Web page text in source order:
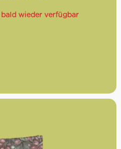
wieder verfügbar